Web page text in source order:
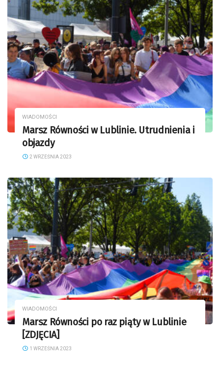
WIADOMOŚCI
Marsz Równości w Lublinie. Utrudnienia i
objazdy
2 WRZEŚNIA 2023
WIADOMOŚCI
Marsz Równości po raz piąty w Lublinie
[ZDJĘCIA]
1 WRZEŚNIA 2023